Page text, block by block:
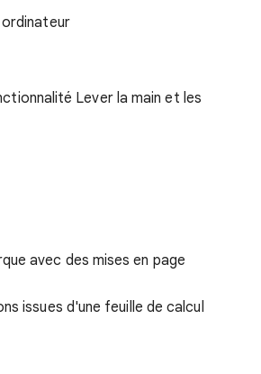
ordinateur
Lever la main et les
avec des mises en page
issues d'une feuille de calcul